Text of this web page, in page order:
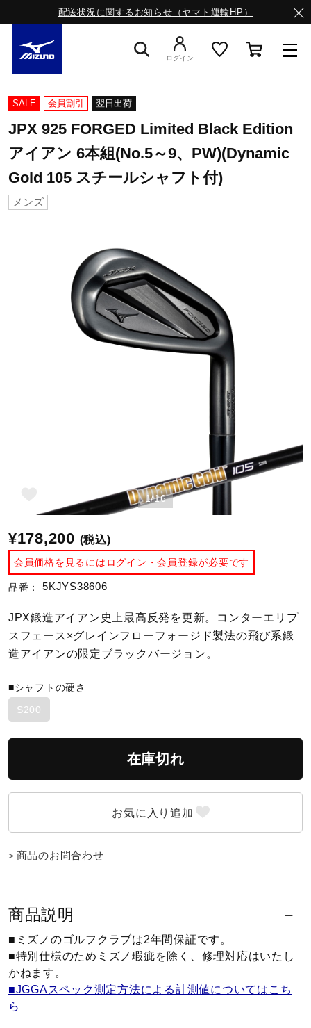
配送状況に関するお知らせ（ヤマト運輸HP）
スニーカー
ライフスタイルウエア
サッカー／フットサル
トレーニング
バレーボール
テニス／ソフトテニス
陸上競技
ウィンタースポーツ
ワーキング
ウォーキングシューズ
ログイン
SALE 会員割引 翌日出荷
JPX 925 FORGED Limited Black Edition
アイアン 6本組(No.5～9、PW)(Dynamic
Gold 105 スチールシャフト付)
メンズ
1/16
¥178,200 (税込)
会員価格を見るにはログイン・会員登録が必要です
品番： 5KJYS38606
JPX鍛造アイアン史上最高反発を更新。コンターエリプ
スフェース×グレインフローフォージド製法の飛び系鍛
造アイアンの限定ブラックバージョン。
■シャフトの硬さ
S200
在庫切れ
商品のお問合わせ
商品説明
■ミズノのゴルフクラブは2年間保証です。
■特別仕様のためミズノ瑕疵を除く、修理対応はいたし
かねます。
■JGGAスペック測定方法による計測値についてはこち
ら